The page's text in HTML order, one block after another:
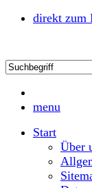
direkt zum
menu
Start
Über